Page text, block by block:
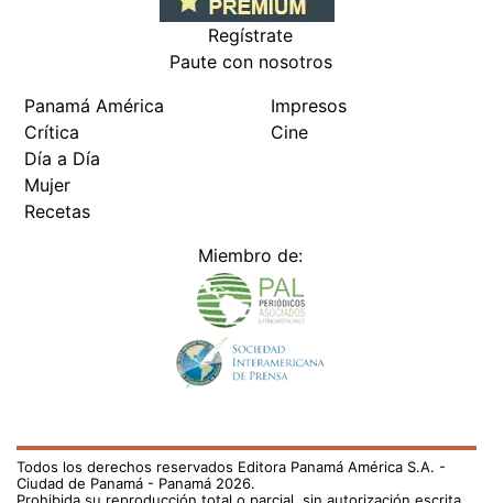
Regístrate
Paute con nosotros
Panamá América
Crítica
Día a Día
Mujer
Recetas
Impresos
Cine
Miembro de:
Todos los derechos reservados Editora Panamá América S.A. -
Ciudad de Panamá - Panamá 2026.
Prohibida su reproducción total o parcial, sin autorización escrita